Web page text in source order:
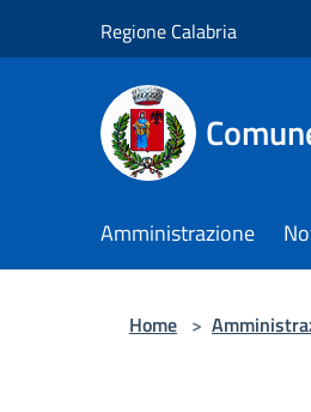
Regione Calabria
Amministrazione
Home >